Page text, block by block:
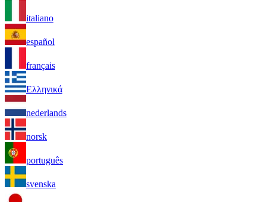
italiano
español
français
Ελληνικά
nederlands
norsk
português
svenska